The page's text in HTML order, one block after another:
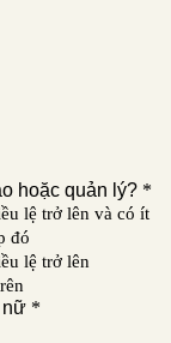
hoặc quản lý? *
lệ trở lên và có ít
đó
lệ trở lên
nữ *